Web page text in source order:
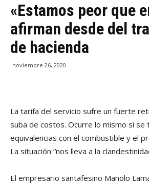
«Estamos peor que
afirman desde del
de hacienda
noviembre 26, 2020
La tarifa del servicio sufre un fuerte
suba de costos. Ocurre lo mismo si se
equivalencias con el combustible y el
La situación “nos lleva a la
El empresario santafesino Manolo